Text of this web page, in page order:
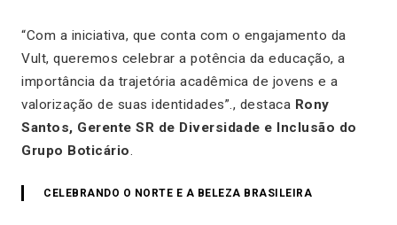
“Com a iniciativa, que conta com o engajamento da
Vult, queremos celebrar a potência da educação, a
importância da trajetória acadêmica de jovens e a
valorização de suas identidades”., destaca Rony
Santos, Gerente SR de Diversidade e Inclusão do
Grupo Boticário.
CELEBRANDO O NORTE E A BELEZA BRASILEIRA